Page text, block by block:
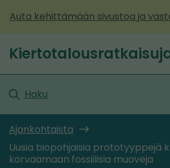
sisältöön
Auta kehittämään sivustoa ja
Etusivu
Haku
Ajankohtaista
Uusia biopohjaisia prototyyppejä
korvaamaan fossiilisia muoveja